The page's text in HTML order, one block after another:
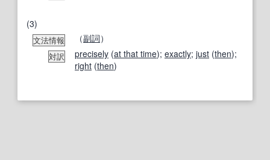
(3)
文法情報 （副詞）
対訳 precisely (at that time); exactly; just (then);
right (then)